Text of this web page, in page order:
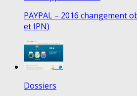
PAYPAL – 2016 changement
et IPN)
Dossiers